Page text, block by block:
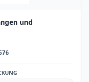
und